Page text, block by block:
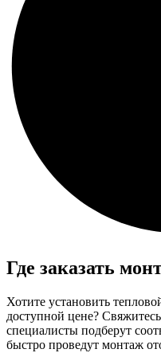
Где заказать
Хотите установить
доступной цене?
специалисты подберут
быстро проведут монтаж